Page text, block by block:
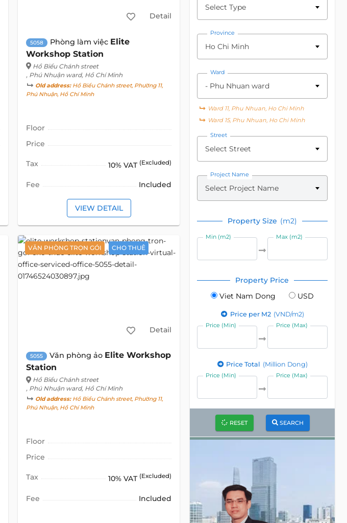
Detail
5058 Phòng làm việc Elite
Workshop Station
Hồ Biểu Chánh street
, Phú Nhuận ward, Hồ Chí Minh
Old address:Hồ Biểu Chánh street, Phường 11,
Phú Nhuận, Hồ Chí Minh
Floor
Price
Tax 10% VAT (Excluded)
Fee Included
VIEW DETAIL
VĂN PHÒNG TRỌN GÓI CHO THUÊ
Detail
5055 Văn phòng ảo Elite Workshop
Station
Hồ Biểu Chánh street
, Phú Nhuận ward, Hồ Chí Minh
Old address:Hồ Biểu Chánh street, Phường 11,
Phú Nhuận, Hồ Chí Minh
Floor
Price
Tax 10% VAT (Excluded)
Fee Included
Select Type
Province
Ho Chi Minh
Ward
- Phu Nhuan ward
Ward 11, Phu Nhuan, Ho Chi Minh
Ward 15, Phu Nhuan, Ho Chi Minh
Street
Select Street
Project Name
Select Project Name
Property Size (m2)
Min (m2) Max (m2)
Property Price
Viet Nam Dong
USD
Price per M2 (VND/m2)
Price (Min) Price (Max)
Price Total (Million Dong)
Price (Min) Price (Max)
RESET SEARCH